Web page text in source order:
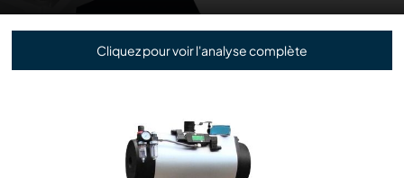
Cliquez pour voir l'analyse complète